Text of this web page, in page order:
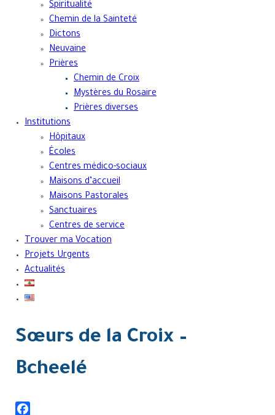
Spiritualité
Chemin de la Sainteté
Dictons
Neuvaine
Prières
Chemin de Croix
Mystères du Rosaire
Prières diverses
Institutions
Hôpitaux
Écoles
Centres médico-sociaux
Maisons d’accueil
Maisons Pastorales
Sanctuaires
Centres de service
Trouver ma Vocation
Projets Urgents
Actualités
Sœurs de la Croix –
Bcheelé